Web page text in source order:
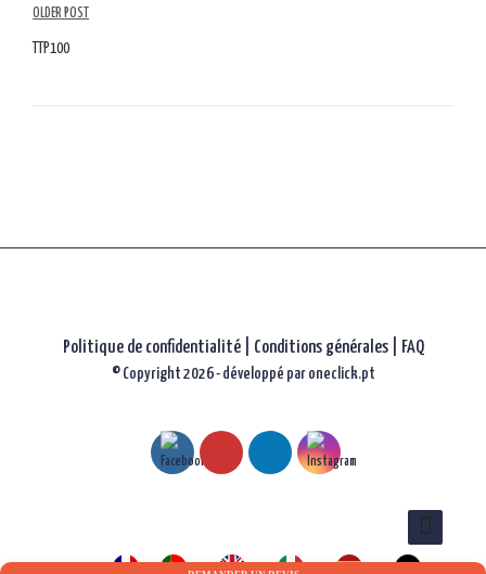
Navigation
parmi
OLDER POST
TTP100
Politique de confidentialité| Conditions générales | FAQ
© Copyright 2026 - développé par oneclick.pt